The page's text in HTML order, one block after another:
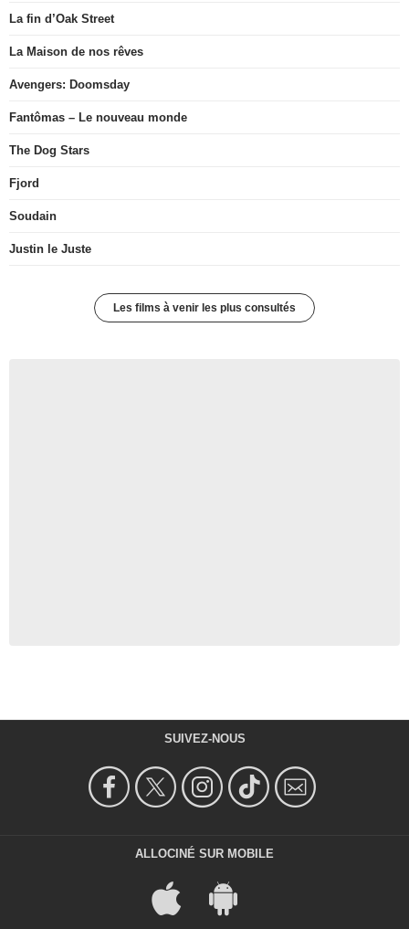
La fin d’Oak Street
La Maison de nos rêves
Avengers: Doomsday
Fantômas – Le nouveau monde
The Dog Stars
Fjord
Soudain
Justin le Juste
Les films à venir les plus consultés
SUIVEZ-NOUS
ALLOCINÉ SUR MOBILE